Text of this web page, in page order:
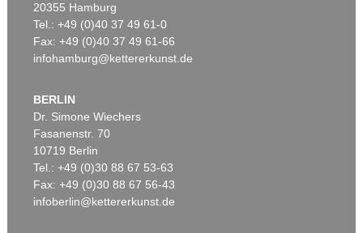
Auktion 610 - Lot 426000315
MARC CHAGALL
Le Coq rouge, 1957
Schätzpreis:€ 1.800
Auktion 600 - Lot 61
WASSILY KANDINSKY
Behauptend, 1926
Ergebnis:€ 3.135.000
20355 Hamburg
Tel.: +49 (0)40 37 49 61-0
Fax: +49 (0)40 37 49 61-66
infohamburg@kettererkunst.de
BERLIN
Dr. Simone Wiechers
Fasanenstr. 70
10719 Berlin
Tel.: +49 (0)30 88 67 53-63
Fax: +49 (0)30 88 67 56-43
infoberlin@kettererkunst.de